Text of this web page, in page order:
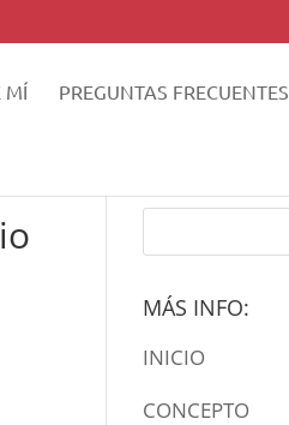
MÍ PREGUNTAS FRECUENTES
MÁS INFO:
INICIO
CONCEPTO